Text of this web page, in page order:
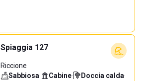
Spiaggia 127
Riccione
Sabbiosa· Cabine· Doccia calda·